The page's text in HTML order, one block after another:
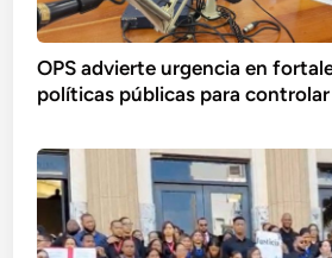
OPS advierte urgencia en
políticas públicas para